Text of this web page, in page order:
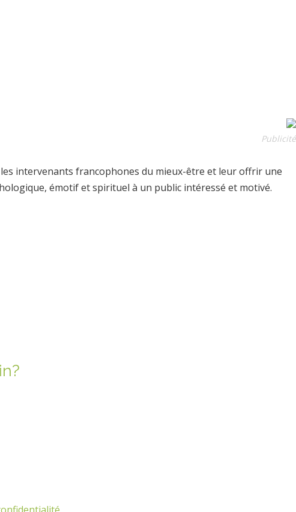
Publicité
intervenants francophones du mieux-être et leur offrir une
émotif et spirituel à un public intéressé et motivé.